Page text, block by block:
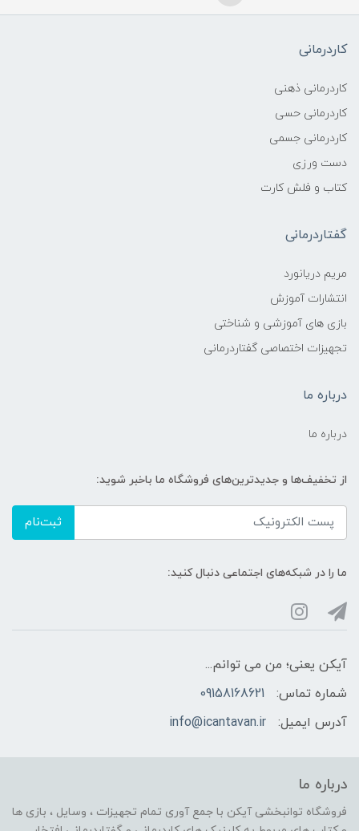
کاردرمانی
کاردرمانی ذهنی
کاردرمانی حسی
کاردرمانی جسمی
دست ورزی
کتاب و فلش کارت
گفتاردرمانی
مریم دریانورد
انتشارات آموزش
بازی های آموزشی و شناختی
تجهیزات اختصاصی گفتاردرمانی
درباره ما
درباره ما
از تخفیف‌ها و جدیدترین‌های فروشگاه ما باخبر شوید:
ثبت‌نام
ما را در شبکه‌های اجتماعی دنبال کنید:
آیکن یعنی؛ من می توانم...
شماره تماس:
09158168621
آدرس ایمیل:
info@icantavan.ir
درباره ما
فروشگاه توانبخشی آیکن با جمع آوری تمام تجهیزات ، وسایل ، بازی ها